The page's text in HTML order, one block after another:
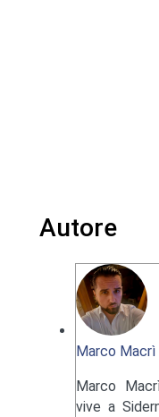
Autore
Marco Macrì
Marco
vive a